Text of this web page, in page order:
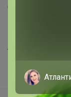
О нас
Анонсы
Поддержка